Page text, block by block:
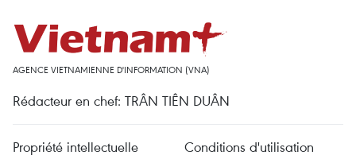
AGENCE VIETNAMIENNE D'INFORMATION (VNA)
Rédacteur en chef: TRÂN TIÊN DUÂN
Propriété intellectuelle Conditions d'utilisation